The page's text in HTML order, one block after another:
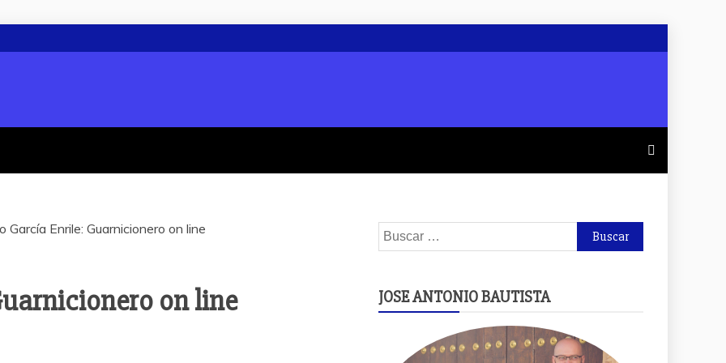
García Enrile: Guarnicionero on line
on line
Buscar:
JOSE ANTONIO BAUTISTA